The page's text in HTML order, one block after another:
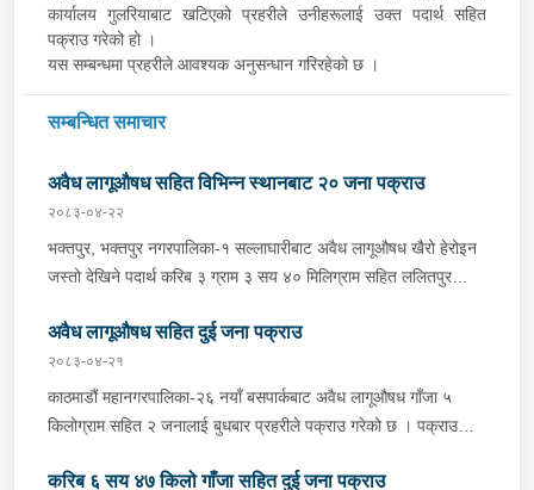
कार्यालय गुलरियाबाट खटिएको प्रहरीले उनीहरूलाई उक्त पदार्थ सहित
पक्राउ गरेको हो ।
यस सम्बन्धमा प्रहरीले आवश्यक अनुसन्धान गरिरहेको छ ।
सम्बन्धित समाचार
अवैध लागूऔषध सहित विभिन्न स्थानबाट २० जना पक्राउ
२०८३-०४-२२
भक्तपुर, भक्तपुर नगरपालिका-१ सल्लाघारीबाट अवैध लागूऔषध खैरो हेरोइन
जस्तो देखिने पदार्थ करिब ३ ग्राम ३ सय ४० मिलिग्राम सहित ललितपुर
प्रहरीले पक्राउ गरेको छ । प्रहरी वृत्त जगातीबाट खटिएको प्रहरीले
बा.प्र.०२-०४५ प ३७८८ नम्बरको मोटरसाइकलमा सवार उनलाई उक्त पदार्थ
सहित पक्राउ गरेको हो । यसैगरी भक्तपुर, मध्यपुर थिमी नगरपालिका-१
लोकन्थलीबाट अवैध लागूऔषध खैरो हेरोइन जस्तो देखिने पदार्थ करिब ४ ग्राम
अमित गुरूङलाई बिहीबार साँझ प्रहरीले पक्राउ गरेको छ । प्रहरी वृत्त
अवैध लागूऔषध सहित दुई जना पक्राउ
२०८३-०४-२१
काठमाडौं महानगरपालिका-२६ नयाँ बसपार्कबाट अवैध लागूऔषध गाँजा ५
किलोग्राम सहित २ जनालाई बुधबार प्रहरीले पक्राउ गरेको छ । पक्राउ
MEHEN र भारत उत्तर प्रदेश जोया ठेगाना भएका ३२ वर्षीय
करिब ६ सय ४७ किलो गाँजा सहित दुई जना पक्राउ